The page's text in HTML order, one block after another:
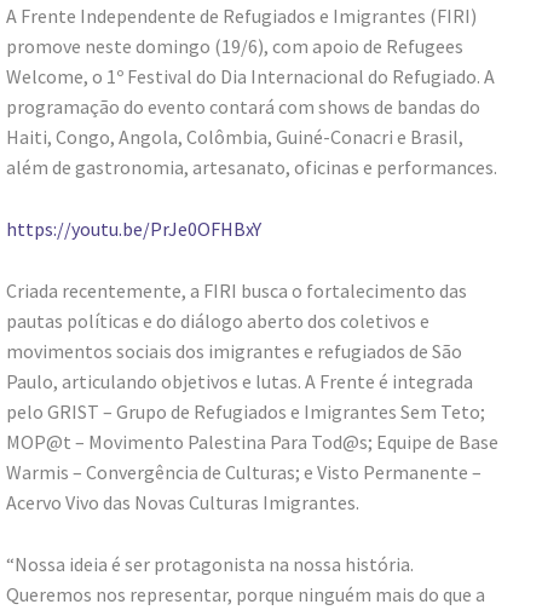
A Frente Independente de Refugiados e Imigrantes (FIRI)
promove neste domingo (19/6), com apoio de Refugees
Welcome, o 1º Festival do Dia Internacional do Refugiado. A
programação do evento contará com shows de bandas do
Haiti, Congo, Angola, Colômbia, Guiné-Conacri e Brasil,
além de gastronomia, artesanato, oficinas e performances.
https://youtu.be/PrJe0OFHBxY
Criada recentemente, a FIRI busca o fortalecimento das
pautas políticas e do diálogo aberto dos coletivos e
movimentos sociais dos imigrantes e refugiados de São
Paulo, articulando objetivos e lutas. A Frente é integrada
pelo GRIST – Grupo de Refugiados e Imigrantes Sem Teto;
MOP@t – Movimento Palestina Para Tod@s; Equipe de Base
Warmis – Convergência de Culturas; e Visto Permanente –
Acervo Vivo das Novas Culturas Imigrantes.
“Nossa ideia é ser protagonista na nossa história.
Queremos nos representar, porque ninguém mais do que a